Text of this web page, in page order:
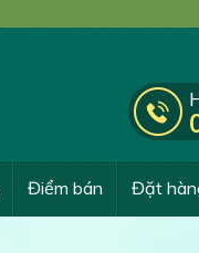
Điểm bán Đặt